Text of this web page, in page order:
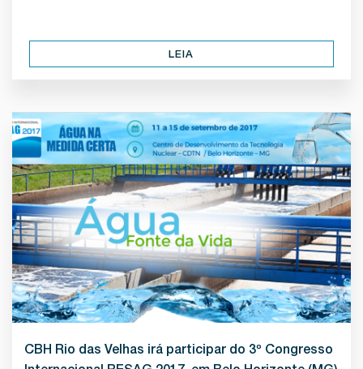
LEIA
CBH Rio das Velhas irá participar do 3º Congresso